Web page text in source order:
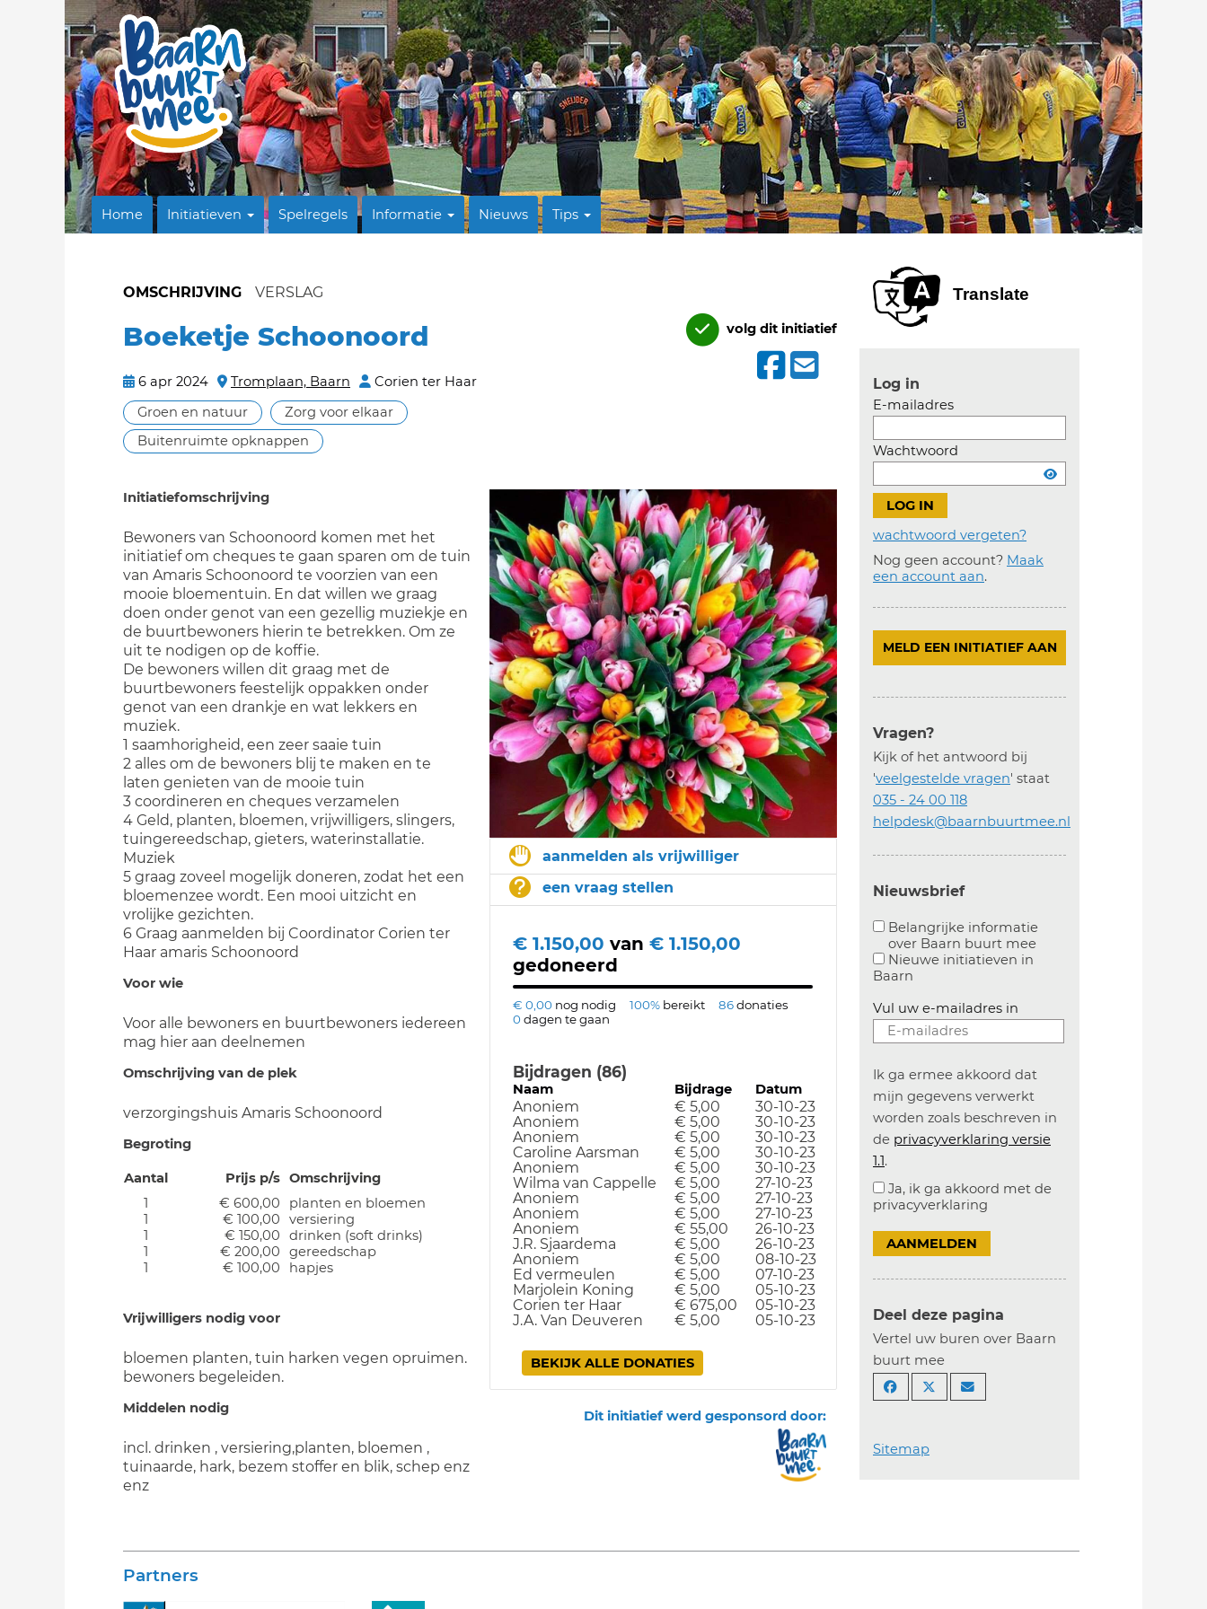
Home Initiatieven Spelregels Informatie Nieuws Tips
OMSCHRIJVING VERSLAG
Boeketje Schoonoord
6 apr 2024 Tromplaan, Baarn
Corien ter Haar
Groen en natuur
Zorg voor elkaar
Buitenruimte opknappen
volg dit initiatief
aanmelden als vrijwilliger
een vraag stellen
€ 1.150,00 van € 1.150,00
gedoneerd
€ 0,00 nog nodig 100% bereikt 86donaties
0dagen te gaan
Bijdragen (86)
Naam Bijdrage Datum
Anoniem € 5,00
30-10-23
Anoniem
€ 5,00
30-10-23
Anoniem
€ 5,00
30-10-23
Caroline Aarsman
€ 5,00
30-10-23
Anoniem
€ 5,00
30-10-23
Wilma van Cappelle
€ 5,00
27-10-23
Anoniem
€ 5,00
27-10-23
Anoniem
€ 5,00
27-10-23
Anoniem
€ 55,00
26-10-23
J.R. Sjaardema
€ 5,00
26-10-23
Anoniem
€ 5,00
08-10-23
Ed vermeulen
€ 5,00
07-10-23
Marjolein Koning
€ 5,00
05-10-23
Corien ter Haar
€ 675,00
05-10-23
J.A. Van Deuveren
€ 5,00 05-10-23
BEKIJK ALLE DONATIES
Dit initiatief werd gesponsord door:
Initiatiefomschrijving
Bewoners van Schoonoord komen met het
initiatief om cheques te gaan sparen om de tuin
van Amaris Schoonoord te voorzien van een
mooie bloementuin. En dat willen we graag
doen onder genot van een gezellig muziekje en
de buurtbewoners hierin te betrekken. Om ze
uit te nodigen op de koffie.
De bewoners willen dit graag met de
buurtbewoners feestelijk oppakken onder
genot van een drankje en wat lekkers en
muziek.
1 saamhorigheid, een zeer saaie tuin
2 alles om de bewoners blij te maken en te
laten genieten van de mooie tuin
3 coordineren en cheques verzamelen
4 Geld, planten, bloemen, vrijwilligers, slingers,
tuingereedschap, gieters, waterinstallatie.
Muziek
5 graag zoveel mogelijk doneren, zodat het een
bloemenzee wordt. Een mooi uitzicht en
vrolijke gezichten.
6 Graag aanmelden bij Coordinator Corien ter
Haar amaris Schoonoord
Voor wie
Voor alle bewoners en buurtbewoners iedereen
mag hier aan deelnemen
Omschrijving van de plek
verzorgingshuis Amaris Schoonoord
Begroting
Aantal Prijs p/s Omschrijving
1
€ 600,00
planten en bloemen
1
€ 100,00
versiering
1
€ 150,00
drinken (soft drinks)
1
€ 200,00
gereedschap
1
€ 100,00 hapjes
Vrijwilligers nodig voor
bloemen planten, tuin harken vegen opruimen.
bewoners begeleiden.
Middelen nodig
incl. drinken , versiering,planten, bloemen ,
tuinaarde, hark, bezem stoffer en blik, schep enz
enz
Translate
Log in
E-mailadres
Wachtwoord
wachtwoord vergeten?
Nog geen account? Maak
een account aan.
MELD EEN INITIATIEF AAN
Vragen?
Kijk of het antwoord bij
'veelgestelde vragen' staat
035 - 24 00 118
helpdesk@baarnbuurtmee.nl
Nieuwsbrief
Belangrijke informatie
over Baarn buurt mee
Aanvinken om belangrijke informatie over
Nieuwe initiatieven in
Baarn
Vul uw e-mailadres in
Ik ga ermee akkoord dat
mijn gegevens verwerkt
worden zoals beschreven in
de privacyverklaring versie
1.1.
Ja, ik ga akkoord met de
privacyverklaring
AANMELDEN
Deel deze pagina
Vertel uw buren over Baarn
buurt mee
Sitemap
Partners